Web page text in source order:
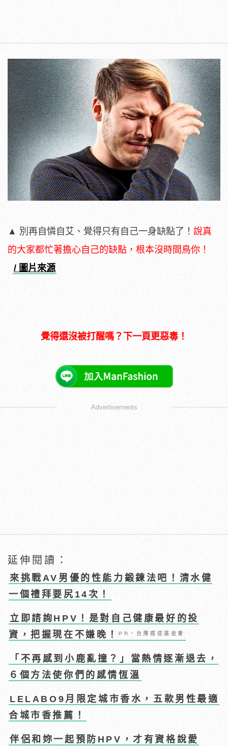
▲ 別再自憐自艾、覺得只有自己一身缺點了！ 說真
的大家都忙著擔心自己的缺點，根本沒時間鳥你！
/ 圖片來源
覺得還沒被打醒嗎？下一頁更惡毒！
Advertisements
延伸閱讀：
來挑戰AV男優的性能力鍛鍊法吧！清水健
一個禮拜要尻14次！
立即諮詢HPV！是對自己健康最好的投
資，把握現在不嫌晚！PR・台灣癌症基金會
「不再感到小鹿亂撞？」當熱情逐漸退去，
６個方法使你們的感情恆溫
LELABO9月限定城市香水，五款男性最適
合城市香推薦！
伴侶和妳一起預防HPV，才有資格說愛